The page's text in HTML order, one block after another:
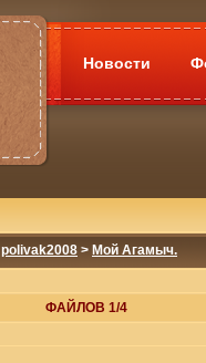
Новости
polivak2008 > Мой Агамыч.
ФАЙЛОВ 1/4